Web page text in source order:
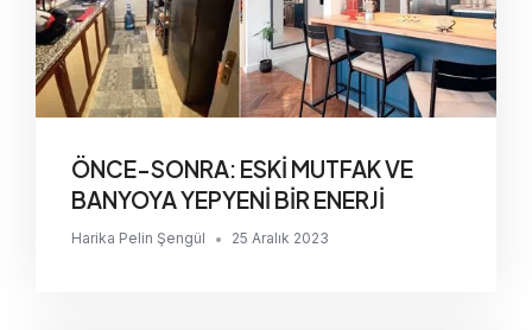
ÖNCE-SONRA: ESKİ MUTFAK VE
BANYOYA YEPYENİ BİR ENERJİ
Harika Pelin Şengül • 25 Aralık 2023